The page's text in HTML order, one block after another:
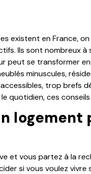
existent en France,
Ils sont nombreux à
peut se transformer en
minuscules,
trop brefs
quotidien, ces
logement
et vous partez à la
si vous voulez vivre